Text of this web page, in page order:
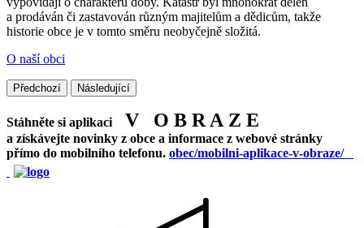
a prodáván či zastavován různým majitelům a dědicům, takže
historie obce je v tomto směru neobyčejně složitá.
O naší obci
Předchozí Následující
Stáhněte si aplikaci V O B R A Z E
a získávejte novinky z obce a informace z webové stránky
přímo do mobilního telefonu. obec/mobilni-aplikace-v-obraze/